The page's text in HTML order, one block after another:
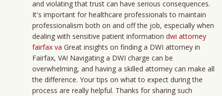
and violating that trust can have serious consequences.
It's important for healthcare professionals to maintain
professionalism both on and off the job, especially when
dealing with sensitive patient information dwi attorney
fairfax va Great insights on finding a DWI attorney in
Fairfax, VA! Navigating a DWI charge can be
overwhelming, and having a skilled attorney can make all
the difference. Your tips on what to expect during the
process are really helpful. Thanks for sharing such